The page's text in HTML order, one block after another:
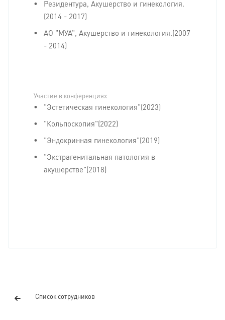
Резидентура, Акушерство и гинекология.
(2014 - 2017)
АО "МУА", Акушерство и гинекология.(2007
- 2014)
Участие в конференциях
"Эстетическая гинекология"(2023)
"Кольпоскопия"(2022)
"Эндокринная гинекология"(2019)
"Экстрагенитальная патология в
акушерстве"(2018)
Список сотрудников